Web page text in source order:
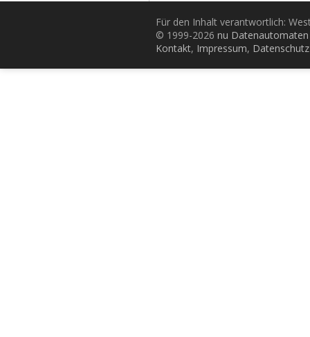
Für den Inhalt verantwortlich:
© 1999-2026 nu
Kontakt, Impressum, Datenschutz